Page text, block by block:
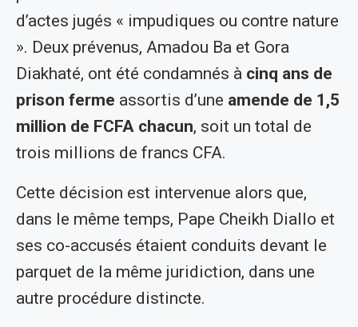
d’actes jugés « impudiques ou contre nature
». Deux prévenus, Amadou Ba et Gora
Diakhaté, ont été condamnés à cinq ans de
prison ferme assortis d’une amende de 1,5
million de FCFA chacun, soit un total de
trois millions de francs CFA.
Cette décision est intervenue alors que,
dans le même temps, Pape Cheikh Diallo et
ses co-accusés étaient conduits devant le
parquet de la même juridiction, dans une
autre procédure distincte.